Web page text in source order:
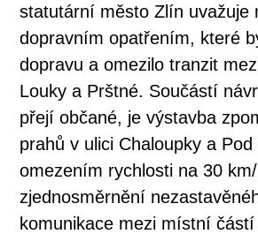
statutární město Zlín uvažuje
dopravním opatřením, které
dopravu a omezilo tranzit
Louky a Prštné. Součástí
přejí občané, je výstavba
prahů v ulici Chaloupky a
omezením rychlosti na 30
zjednosměrnění
komunikace mezi místní